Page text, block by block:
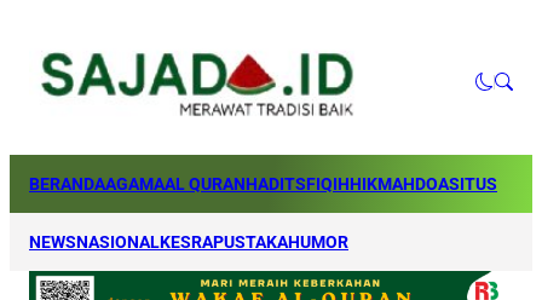
BERANDAAGAMAAL QURANHADITSFIQIHHIKMAHDOASITUS
NEWSNASIONALKESRAPUSTAKAHUMOR